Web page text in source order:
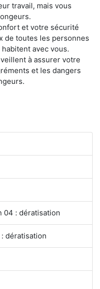
travail, mais vous
et votre sécurité
de toutes les personnes
avec vous.
à assurer votre
et les dangers
04 : dératisation
dératisation